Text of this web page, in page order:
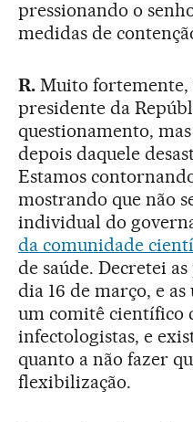
pressionando o
medidas de
R. Muito fortemente,
presidente da
questionamento,
depois daquele
Estamos
mostrando que não
individual do
da comunidade
de saúde. Decretei
dia 16 de março, e
um comitê científico
infectologistas, e
quanto a não fazer
flexibilização.